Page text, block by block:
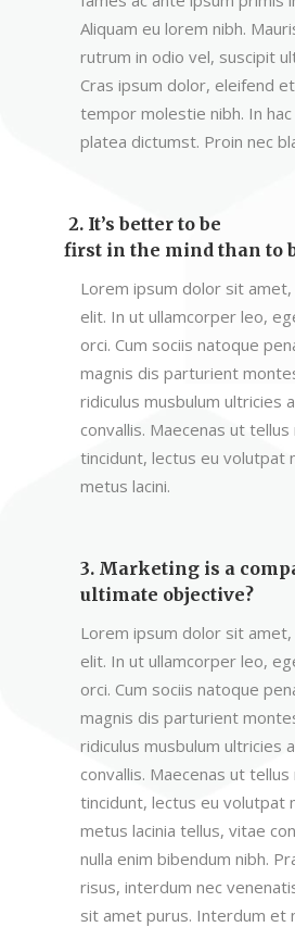
Aliquam eu lorem nibh.
rutrum in odio vel, suscipit
Cras ipsum dolor, eleifend
tempor molestie nibh. In
platea dictumst. Proin nec
2. It’s better to be
first in the mind than to
Lorem ipsum dolor sit
elit. In ut ullamcorper leo,
orci. Cum sociis natoque
magnis dis parturient
ridiculus musbulum ultricies
convallis. Maecenas ut tellus
tincidunt, lectus eu volutpat
metus lacini.
3. Marketing is a
ultimate objective?
Lorem ipsum dolor sit
elit. In ut ullamcorper leo,
orci. Cum sociis natoque
magnis dis parturient
ridiculus musbulum ultricies
convallis. Maecenas ut tellus
tincidunt, lectus eu volutpat
metus lacinia tellus, vitae
nulla enim bibendum nibh.
risus, interdum nec
sit amet purus. Interdum et